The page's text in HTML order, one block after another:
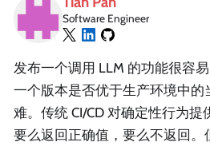
Software Engineer
发布一个调用 LLM 的功能很容
一个版本是否优于生产环境中的
难。传统 CI/CD 对确定性行为
要么返回正确值，要么不返回